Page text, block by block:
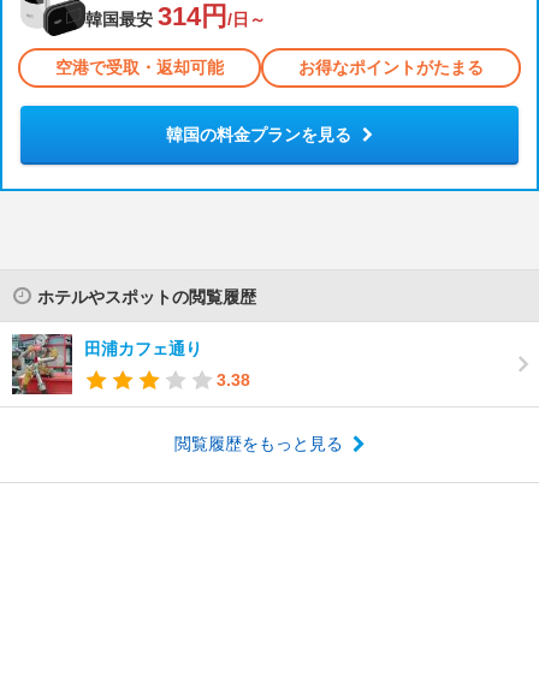
韓国最安 314円 /日～
空港で受取・返却可能 お得なポイントがたまる
韓国の料金プランを見る
ホテルやスポットの閲覧履歴
田浦カフェ通り
3.38
閲覧履歴をもっと見る